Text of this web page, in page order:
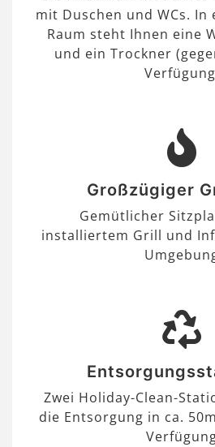
mit Duschen und WCs. In
Raum steht Ihnen eine
und ein Trockner
Großzügiger
Gemütlicher
installiertem Grill und
Zwei Holiday-Clean-
die Entsorgung in ca.